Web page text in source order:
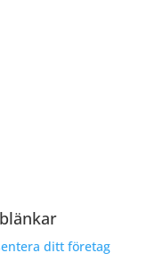
ditt företag